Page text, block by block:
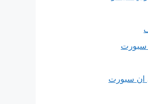
سبورت
ان سبورت